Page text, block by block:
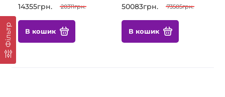
Фільтр
14355грн. 20311грн.
В кошик
50083грн. 73585грн.
В кошик